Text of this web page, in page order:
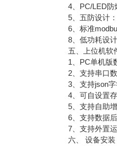
4、PC/LED防
5、五防设计：
6、标准modbus
8、低功耗设计
五、上位机软
1、PC单机版数
2、支持串口数
3、支持json字
4、可自设置存
5、支持自助增
6、支持数据后
7、支持外置运
六、 设备安装